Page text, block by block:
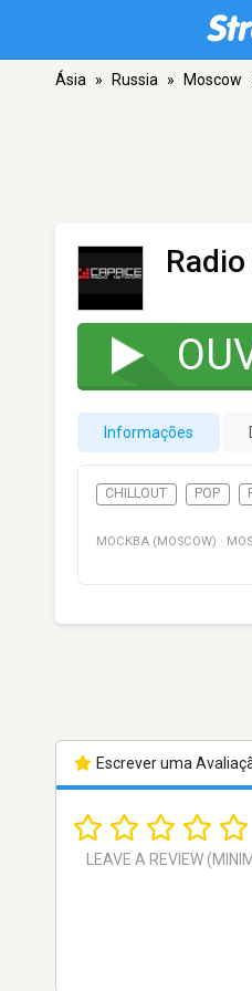
Ásia » Russia » Moscow
Informações
CHILLOUT POP
МОСКВА (MOSCOW) ·
Escrever uma